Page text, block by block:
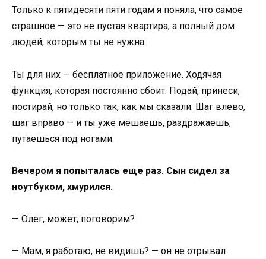
Только к пятидесяти пяти годам я поняла, что самое
страшное — это не пустая квартира, а полный дом
людей, которым ты не нужна.
Ты для них — бесплатное приложение. Ходячая
функция, которая постоянно сбоит. Подай, принеси,
постирай, но только так, как мы сказали. Шаг влево,
шаг вправо — и ты уже мешаешь, раздражаешь,
путаешься под ногами.
Вечером я попыталась еще раз. Сын сидел за
ноутбуком, хмурился.
— Олег, может, поговорим?
— Мам, я работаю, не видишь? — он не отрывал